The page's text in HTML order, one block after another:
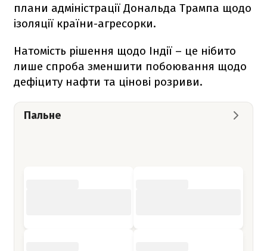
плани адміністрації Дональда Трампа щодо
ізоляції країни-агресорки.
Натомість рішення щодо Індії – це нібито
лише спроба зменшити побоювання щодо
дефіциту нафти та цінові розриви.
Пальне